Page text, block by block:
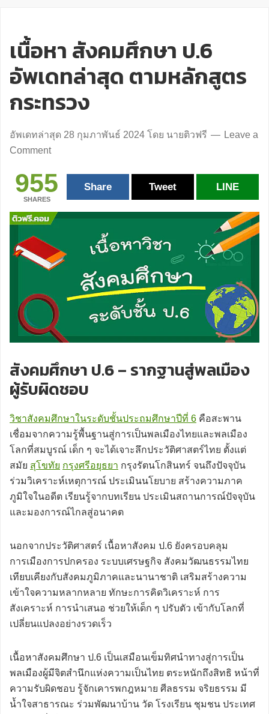
เนื้อหา สังคมศึกษา ป.6
อัพเดทล่าสุด ตามหลักสูตร
กระทรวง
อัพเดทล่าสุด 28 กุมภาพันธ์ 2024 โดย นายติวฟรี
Leave a
Comment
955
SHARES
Share Tweet LINE
สังคมศึกษา ป.6 – รากฐานสู่พลเมือง
ผู้รับผิดชอบ
วิชาสังคมศึกษาในระดับชั้นประถมศึกษาปีที่ 6 คือสะพาน
เชื่อมจากความรู้พื้นฐานสู่การเป็นพลเมืองไทยและพลเมือง
โลกที่สมบูรณ์ เด็ก ๆ จะได้เจาะลึกประวัติศาสตร์ไทย ตั้งแต่
สมัย สุโขทัย กรุงศรีอยุธยา กรุงรัตนโกสินทร์ จนถึงปัจจุบัน
ร่วมวิเคราะห์เหตุการณ์ ประเมินนโยบาย สร้างความภาค
ภูมิใจในอดีต เรียนรู้จากบทเรียน ประเมินสถานการณ์ปัจจุบัน
และมองการณ์ไกลสู่อนาคต
นอกจากประวัติศาสตร์ เนื้อหาสังคม ป.6 ยังครอบคลุม
การเมืองการปกครอง ระบบเศรษฐกิจ สังคมวัฒนธรรมไทย
เทียบเคียงกับสังคมภูมิภาคและนานาชาติ เสริมสร้างความ
เข้าใจความหลากหลาย ทักษะการคิดวิเคราะห์ การ
สังเคราะห์ การนำเสนอ ช่วยให้เด็ก ๆ ปรับตัว เข้ากับโลกที่
เปลี่ยนแปลงอย่างรวดเร็ว
เนื้อหาสังคมศึกษา ป.6 เป็นเสมือนเข็มทิศนำทางสู่การเป็น
พลเมืองผู้มีจิตสำนึกแห่งความเป็นไทย ตระหนักถึงสิทธิ หน้าที่
ความรับผิดชอบ รู้จักเคารพกฎหมาย ศีลธรรม จริยธรรม มี
น้ำใจสาธารณะ ร่วมพัฒนาบ้าน วัด โรงเรียน ชุมชน ประเทศ